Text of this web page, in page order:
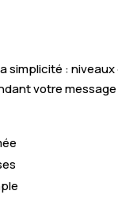
simplicité :
votre